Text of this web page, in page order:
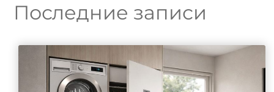
Последние записи